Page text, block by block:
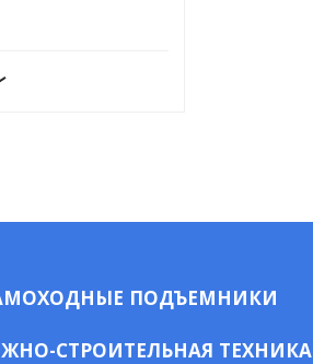
ПОДЪЕМНИКИ
СТРОИТЕЛЬНАЯ ТЕХНИКА